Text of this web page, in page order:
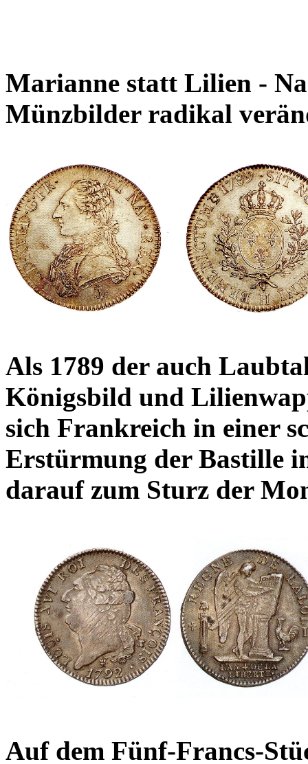
Marianne statt Lilien -
Münzbilder radikal
Als 1789 der auch
Königsbild und
sich Frankreich in einer
Erstürmung der Bastille
darauf zum Sturz der
Auf dem Fünf-Francs-